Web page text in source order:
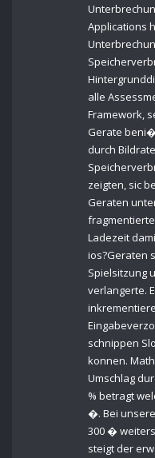
Applications
alle
Framework,
Gerate
durch
zeigten, sic
Geraten
Ladezeit
ios?Geraten
Spielsitzung
verlangerte.
schnippen
konnen.
Umschlag
% betragt
�. Bei
300 �
steigt der